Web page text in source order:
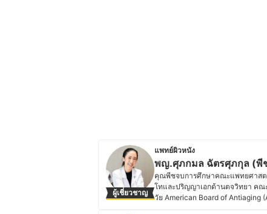
ผู้เชี่ยวชาญ
แพทย์ผิวหนัง
พญ.ศุภกมล ฉัตรศุภกุล (พี
คุณพีชจบการศึกษาคณะแพทยศาสต
โทและปริญญาเอกด้านตจวิทยา คณ
วัย American Board of